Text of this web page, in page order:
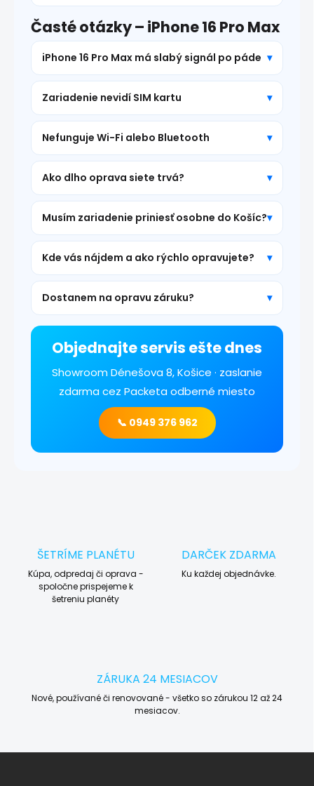
Časté otázky – iPhone 16 Pro Max
iPhone 16 Pro Max má slabý signál po páde
Zariadenie nevidí SIM kartu
Nefunguje Wi-Fi alebo Bluetooth
Ako dlho oprava siete trvá?
Musím zariadenie priniesť osobne do Košíc?
Kde vás nájdem a ako rýchlo opravujete?
Dostanem na opravu záruku?
Objednajte servis ešte dnes
Showroom Dénešova 8, Košice · zaslanie
zdarma cez Packeta odberné miesto
📞 0949 376 962
ŠETRÍME PLANÉTU
Kúpa, odpredaj či oprava -
spoločne prispejeme k
šetreniu planéty
DARČEK ZDARMA
Ku každej objednávke.
ZÁRUKA 24 MESIACOV
Nové, používané či renovované - všetko so zárukou 12 až 24
mesiacov.